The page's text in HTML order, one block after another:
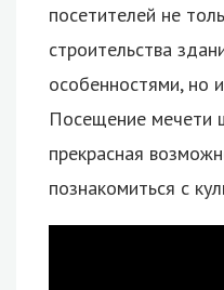
посетителей не
строительства
особенностями, но
Посещение мечети
прекрасная
познакомиться с